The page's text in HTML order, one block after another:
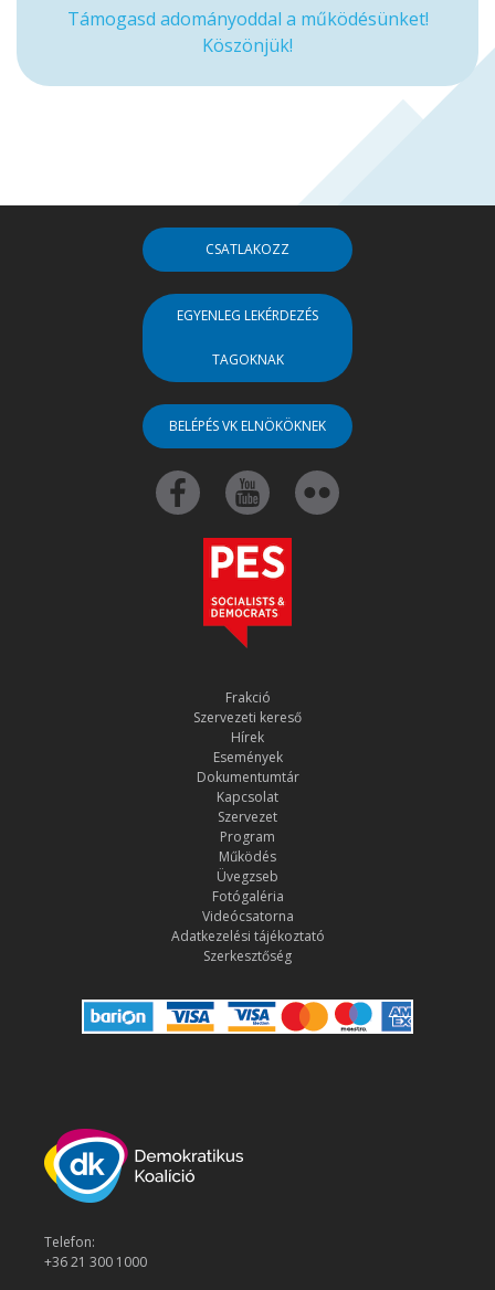
Támogasd adományoddal a működésünket!
Köszönjük!
CSATLAKOZZ
EGYENLEG LEKÉRDEZÉS
TAGOKNAK
BELÉPÉS VK ELNÖKÖKNEK
Frakció
Szervezeti kereső
Hírek
Események
Dokumentumtár
Kapcsolat
Szervezet
Program
Működés
Üvegzseb
Fotógaléria
Videócsatorna
Adatkezelési tájékoztató
Szerkesztőség
Telefon:
+36 21 300 1000